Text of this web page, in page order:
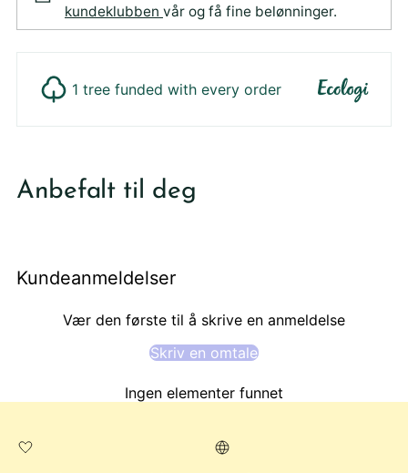
kundeklubben vår og få fine belønninger.
1 tree funded with every order
produktet
iAnbefalt til deg
Kundeanmeldelser
Vær den første til å skrive en anmeldelse
Skriv en omtale
Ingen elementer funnet